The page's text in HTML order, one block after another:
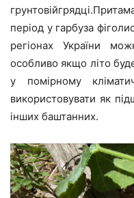
період у гарбуза
регіонах України
особливо якщо літо
у помірному
використовувати як
інших баштанних.